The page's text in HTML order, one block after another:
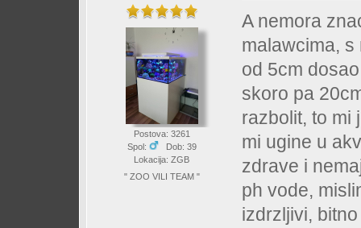
Postova: 3261
Spol:
Dob: 39
Lokacija: ZGB
" ZOO VILI TEAM "
A nemora
malawcima, s
od 5cm
skoro pa
razbolit, to mi
mi ugine u
zdrave i
ph vode,
izdrzljivi,